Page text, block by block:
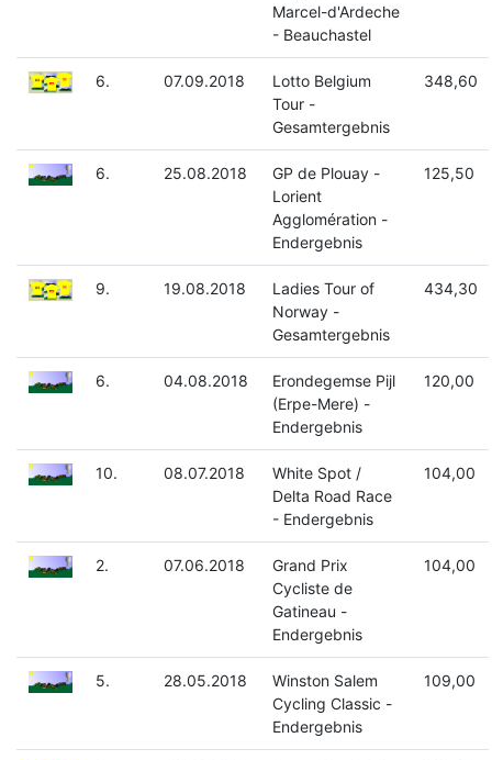
Marcel-d'Ardeche
- Beauchastel
6. 07.09.2018
Lotto Belgium
Tour -
Gesamtergebnis
348,60
6. 25.08.2018
GP de Plouay -
Lorient
Agglomération -
Endergebnis
125,50
9. 19.08.2018
Ladies Tour of
Norway -
Gesamtergebnis
434,30
6. 04.08.2018
Erondegemse Pijl
(Erpe-Mere) -
Endergebnis
120,00
10. 08.07.2018
White Spot /
Delta Road Race
- Endergebnis
104,00
2. 07.06.2018
Grand Prix
Cycliste de
Gatineau -
Endergebnis
104,00
5. 28.05.2018
Winston Salem
Cycling Classic -
Endergebnis
109,00